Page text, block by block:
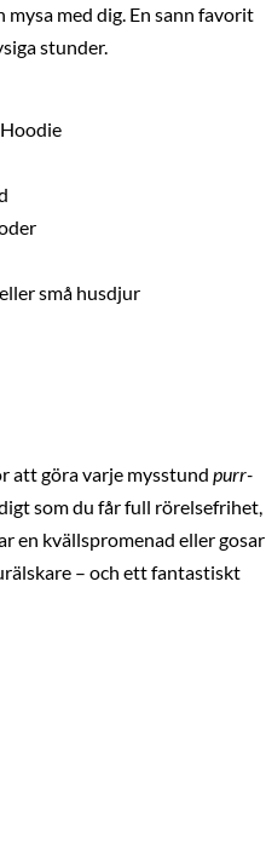
med dig. En sann favorit
stunder.
små husdjur
att göra varje mysstund purr-
som du får full rörelsefrihet,
en kvällspromenad eller gosar
– och ett fantastiskt